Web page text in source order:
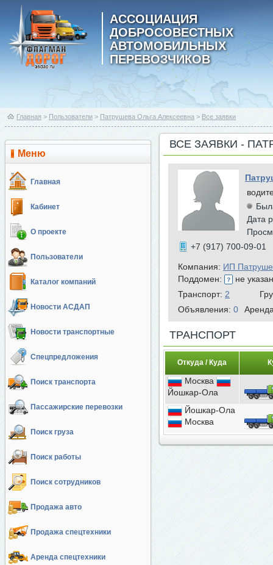
АССОЦИАЦИЯ
ДОБРОСОВЕСТНЫХ
АВТОМОБИЛЬНЫХ
ПЕРЕВОЗЧИКОВ
Главная > Пользователи > Патрушева Ольга Алексеевна > Все заявки
Меню
Главная
Кабинет
О проекте
Пользователи
Каталог компаний
Новости АСДАП
Новости транспортные
Спецпредложения
Поиск транспорта
Пассажирские перевозки
Поиск груза
Поиск работы
Поиск сотрудников
Продажа авто
Продажа спецтехники
Аренда спецтехники
ВСЕ ЗАЯВКИ -
Дата
+7 (917) 700-09-01
Компания: ИП
Поддомен:
не
Транспорт: 2
Объявления: 0
ТРАНСПОРТ
Откуда / Куда
Москва
Йошкар-Ола
Йошкар-Ола
Москва